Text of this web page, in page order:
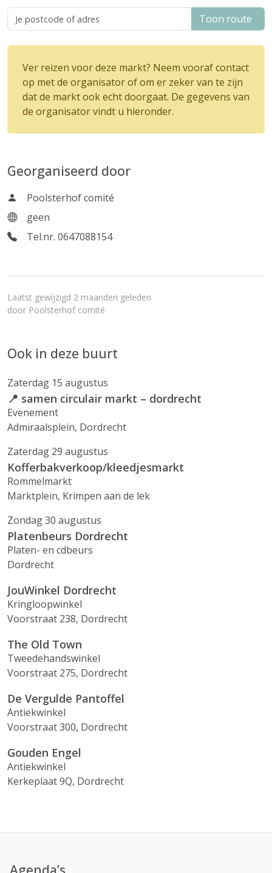
Toon route
Ver reizen voor deze markt? Neem vooraf contact
op met de organisator of om er zeker van te zijn
dat de markt ook echt doorgaat. De gegevens van
de organisator vindt u hieronder.
Georganiseerd door
Poolsterhof comité
geen
Tel.nr. 0647088154
Laatst gewijzigd 2 maanden geleden
door Poolsterhof comité
Ook in deze buurt
Zaterdag 15 augustus
📍 samen circulair markt – dordrecht
Evenement
Admiraalsplein, Dordrecht
Zaterdag 29 augustus
Kofferbakverkoop/kleedjesmarkt
Rommelmarkt
Marktplein, Krimpen aan de lek
Zondag 30 augustus
Platenbeurs Dordrecht
Platen- en cdbeurs
Dordrecht
JouWinkel Dordrecht
Kringloopwinkel
Voorstraat 238, Dordrecht
The Old Town
Tweedehandswinkel
Voorstraat 275, Dordrecht
De Vergulde Pantoffel
Antiekwinkel
Voorstraat 300, Dordrecht
Gouden Engel
Antiekwinkel
Kerkeplaat 9Q, Dordrecht